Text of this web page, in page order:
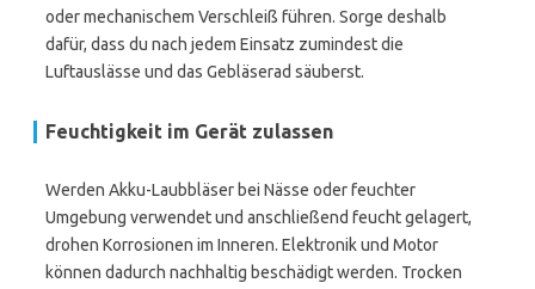
oder mechanischem Verschleiß führen. Sorge deshalb
dafür, dass du nach jedem Einsatz zumindest die
Luftauslässe und das Gebläserad säuberst.
Feuchtigkeit im Gerät zulassen
Werden Akku-Laubbläser bei Nässe oder feuchter
Umgebung verwendet und anschließend feucht gelagert,
drohen Korrosionen im Inneren. Elektronik und Motor
können dadurch nachhaltig beschädigt werden. Trocken